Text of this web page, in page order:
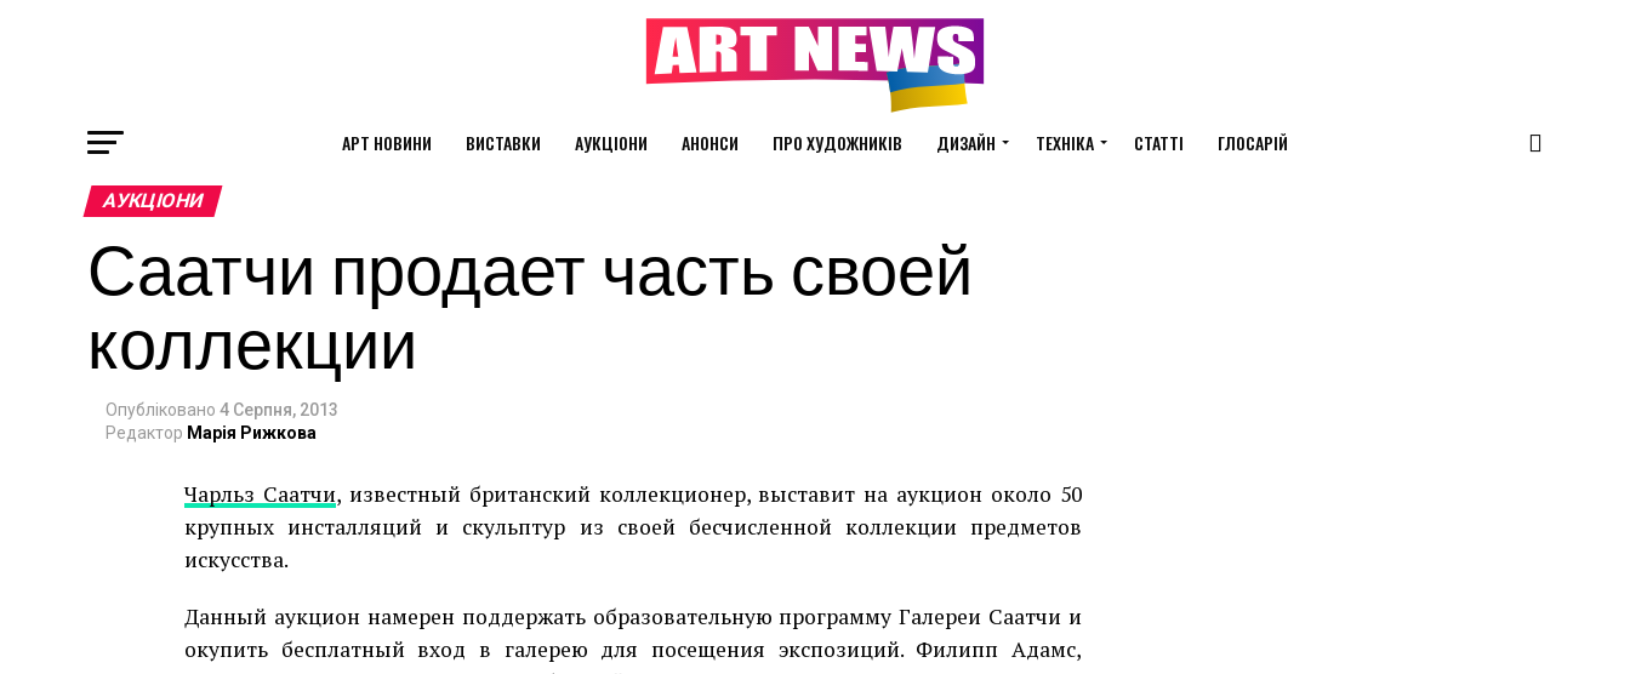
АРТ НОВИНИ ВИСТАВКИ АУКЦІОНИ АНОНСИ ПРО ХУДОЖНИКІВ ДИЗАЙН ТЕХНІКА СТАТТІ ГЛОСАРІЙ
АУКЦІОНИ
Саатчи продает часть своей
коллекции
Опубліковано 4 Серпня, 2013
Редактор Марія Рижкова
Чарльз Саатчи, известный британский коллекционер, выставит на аукцион около 50
крупных инсталляций и скульптур из своей бесчисленной коллекции предметов
искусства.
Данный аукцион намерен поддержать образовательную программу Галереи Саатчи и
окупить бесплатный вход в галерею для посещения экспозиций. Филипп Адамс,